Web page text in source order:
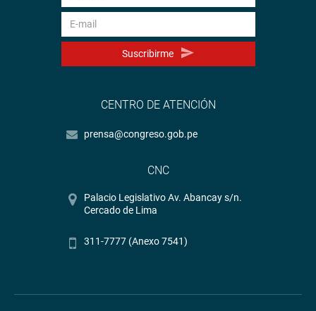
Suscribirme
CENTRO DE ATENCIÓN
prensa@congreso.gob.pe
CNC
Palacio Legislativo Av. Abancay s/n.
Cercado de Lima
311-7777 (Anexo 7541)